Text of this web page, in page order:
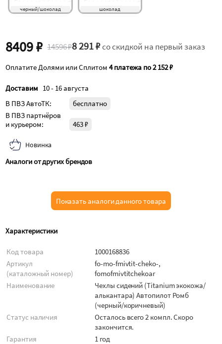
черный/шоколад шоколад
8409 ₽ 14596 ₽8 291 ₽со скидкой на первый заказ
Оплатите Долями или Сплитом4 платежа по 2 152 ₽
Доставим 10 - 16 августа
В ПВЗ АвтоТК:
бесплатно
В ПВЗ партнёров
и курьером:
463 ₽
Новинка
Аналоги от других брендов
Показать аналоги данного товара
Характеристики
Код товара
1000168836
Артикул
(каталожный номер)
fo-mo-fmivtit-cheko-,
fomofmivtitchekoar
Наименование
Чехлы сидений (Titanium экокожа/
алькантара) Автопилот Ромб
(черный/коричневый)
Статус наличия
Осталось всего 2 компл. Скоро
закончится.
Гарантия
1 год